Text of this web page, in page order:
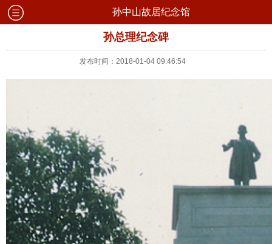
孙中山故居纪念馆
孙总理纪念碑
发布时间：2018-01-04 09:46:54